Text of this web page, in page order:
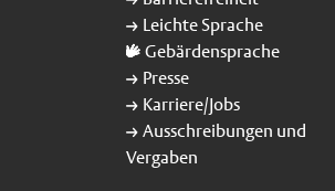
Leichte Sprache
Gebärdensprache
Presse
Karriere/Jobs
Ausschreibungen und
Vergaben